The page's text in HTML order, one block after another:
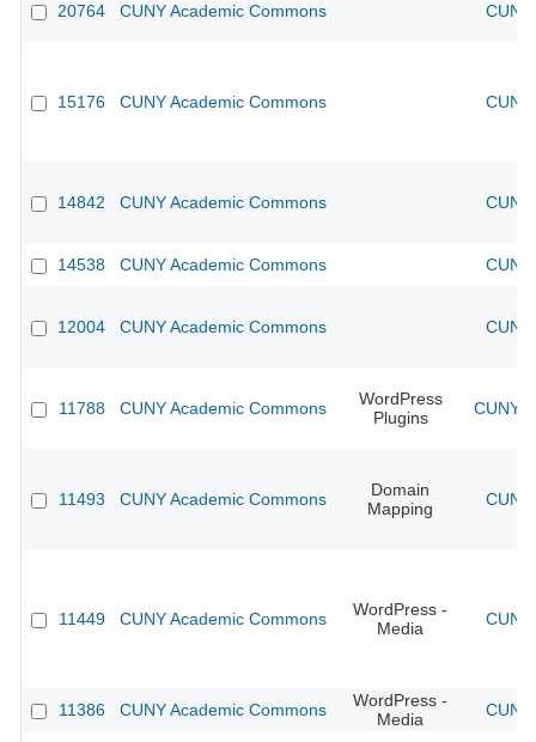
20764 CUNY Academic Commons
15176 CUNY Academic Commons
14842 CUNY Academic Commons
14538 CUNY Academic Commons
12004 CUNY Academic Commons
11788 CUNY Academic Commons
WordPress
Plugins
CUNY
11493 CUNY Academic Commons
Domain
Mapping
11449 CUNY Academic Commons
WordPress -
Media
11386 CUNY Academic Commons
WordPress -
Media